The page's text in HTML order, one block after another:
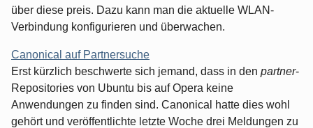
über diese preis. Dazu kann man die aktuelle WLAN-
Verbindung konfigurieren und überwachen.
Canonical auf Partnersuche
Erst kürzlich beschwerte sich jemand, dass in den partner-
Repositories von Ubuntu bis auf Opera keine
Anwendungen zu finden sind. Canonical hatte dies wohl
gehört und veröffentlichte letzte Woche drei Meldungen zu